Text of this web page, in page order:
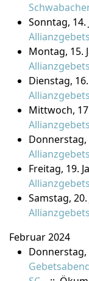
Sonntag, 14.
Montag, 15.
Dienstag,
Mittwoch,
Donnerstag,
Freitag, 19.
Samstag,
Februar 2024
Donnerstag,